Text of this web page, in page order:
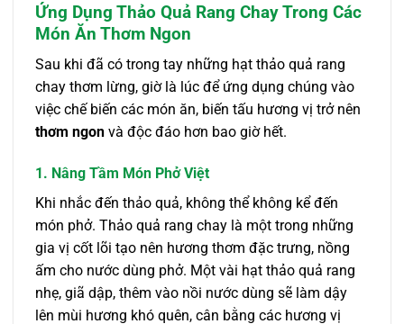
Ứng Dụng Thảo Quả Rang Chay Trong Các
Món Ăn Thơm Ngon
Sau khi đã có trong tay những hạt thảo quả rang
chay thơm lừng, giờ là lúc để ứng dụng chúng vào
việc chế biến các món ăn, biến tấu hương vị trở nên
thơm ngon và độc đáo hơn bao giờ hết.
1. Nâng Tầm Món Phở Việt
Khi nhắc đến thảo quả, không thể không kể đến
món phở. Thảo quả rang chay là một trong những
gia vị cốt lõi tạo nên hương thơm đặc trưng, nồng
ấm cho nước dùng phở. Một vài hạt thảo quả rang
nhẹ, giã dập, thêm vào nồi nước dùng sẽ làm dậy
lên mùi hương khó quên, cân bằng các hương vị